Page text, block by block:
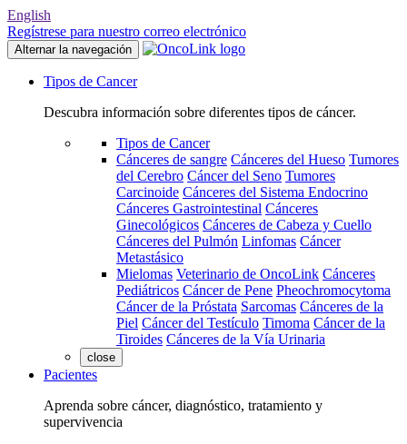
English
Regístrese para nuestro correo electrónico
Alternar la navegación
Tipos de Cancer
Descubra información sobre diferentes tipos de cáncer.
Tipos de Cancer
Cánceres de sangre Cánceres del Hueso Tumores
del Cerebro Cáncer del Seno Tumores
Carcinoide Cánceres del Sistema Endocrino
Cánceres Gastrointestinal Cánceres
Ginecológicos Cánceres de Cabeza y Cuello
Cánceres del Pulmón Linfomas Cáncer
Metastásico
Mielomas Veterinario de OncoLink Cánceres
Pediátricos Cáncer de Pene Pheochromocytoma
Cáncer de la Próstata Sarcomas Cánceres de la
Piel Cáncer del Testículo Timoma Cáncer de la
Tiroides Cánceres de la Vía Urinaria
close
Pacientes
Aprenda sobre cáncer, diagnóstico, tratamiento y
supervivencia